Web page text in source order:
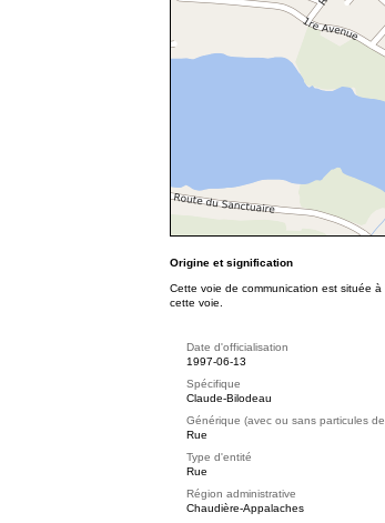
Origine et signification
Cette voie de communication est située
cette voie.
Date d'officialisation
1997-06-13
Spécifique
Claude-Bilodeau
Générique (avec ou sans particules
Rue
Type d'entité
Rue
Région administrative
Chaudière-Appalaches